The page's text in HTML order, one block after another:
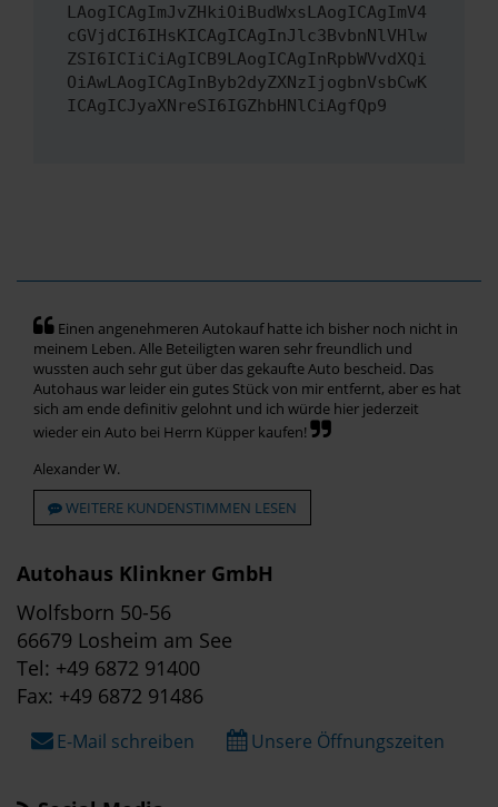
LAogICAgImJvZHkiOiBudWxsLAogICAgImV4
cGVjdCI6IHsKICAgICAgInJlc3BvbnNlVHlw
ZSI6ICIiCiAgICB9LAogICAgInRpbWVvdXQi
OiAwLAogICAgInByb2dyZXNzIjogbnVsbCwK
ICAgICJyaXNreSI6IGZhbHNlCiAgfQp9
Einen angenehmeren Autokauf hatte ich bisher noch nicht in
meinem Leben. Alle Beteiligten waren sehr freundlich und
wussten auch sehr gut über das gekaufte Auto bescheid. Das
Autohaus war leider ein gutes Stück von mir entfernt, aber es hat
sich am ende definitiv gelohnt und ich würde hier jederzeit
wieder ein Auto bei Herrn Küpper kaufen!
Alexander W.
WEITERE KUNDENSTIMMEN LESEN
Autohaus Klinkner GmbH
Wolfsborn 50-56
66679 Losheim am See
Tel: +49 6872 91400
Fax: +49 6872 91486
E-Mail schreiben Unsere Öffnungszeiten